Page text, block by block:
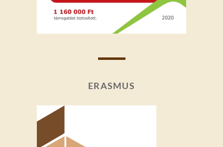
ERASMUS